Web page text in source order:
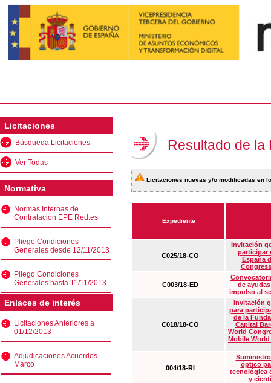
Licitaciones
Búsqueda Licitaciones
Ver Todas
Normativa
Normas Internas de
Contratación EPE Red.es
Pliego Condiciones
Generales desde 12/11/2013
Pliego Condiciones
Generales hasta 11/11/2013
Enlaces de interés
Licitaciones Anteriores a
01/12/2013
Adjudicaciones Acuerdos
Marco
Resultado de la
Licitaciones nuevas y/o modificadas en
Expediente
C025/18-CO
Invitación
participar
España
C003/18-ED
de
impulso al
C018/18-CO
Invitación
para
de la
Capital
World
Mobile
004/18-RI
óptico
tecnológica
y